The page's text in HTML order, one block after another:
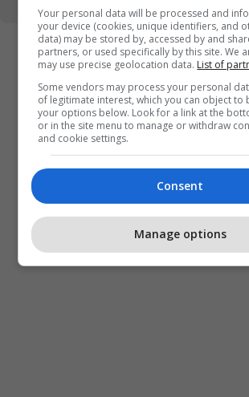
Your personal data will be processed and
your device (cookies, unique identifiers, and
data) may be stored by, accessed by and
partners, or used specifically by this site. We
may use precise geolocation data. List of
Some vendors may process your personal
of legitimate interest, which you can object to
your options below. Look for a link at the
or in the site menu to manage or withdraw
and cookie settings.
Consent
Manage options